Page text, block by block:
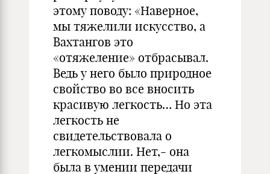
этому поводу: «Наверное,
мы тяжелили искусство, а
Вахтангов это
«отяжеление» отбрасывал.
Ведь у него было природное
свойство во все вносить
красивую легкость… Но эта
легкость не
свидетельствовала о
легкомыслии. Нет,- она
была в умении передачи